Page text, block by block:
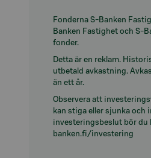
Fonderna S-Banken
Banken Fastighet och S-
fonder.
Detta är en reklam.
utbetald avkastning.
än ett år.
Observera att
kan stiga eller sjunka
investeringsbeslut bör du
banken.fi/investering